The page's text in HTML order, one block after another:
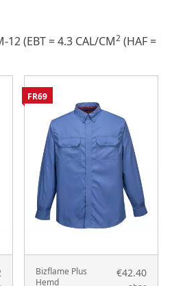
12 (EBT = 4.3 CAL/CM2 (HAF =
Bizflame Plus
Hemd
€42.40
FR69